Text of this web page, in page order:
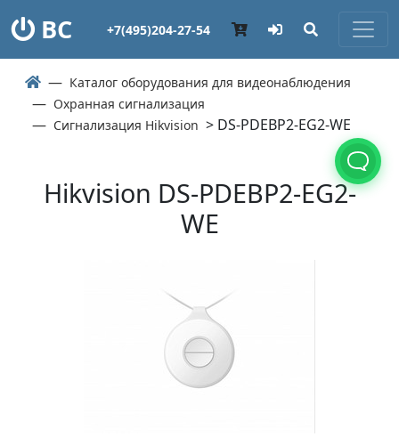
ВС +7(495)204-27-54
Каталог оборудования для видеонаблюдения
Охранная сигнализация
Сигнализация Hikvision > DS-PDEBP2-EG2-WE
Hikvision DS-PDEBP2-EG2-
WE